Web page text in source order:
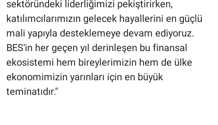
sektöründeki liderliğimizi pekiştirirken,
katılımcılarımızın gelecek hayallerini en güçlü
mali yapıyla desteklemeye devam ediyoruz.
BES'in her geçen yıl derinleşen bu finansal
ekosistemi hem bireylerimizin hem de ülke
ekonomimizin yarınları için en büyük
teminatıdır."